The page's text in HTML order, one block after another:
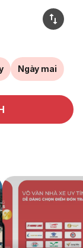
Ngày mai